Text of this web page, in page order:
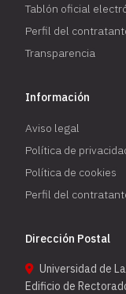
Tablón oficial
Perfil del
Transparencia
Información
Aviso legal
Política de
Política de cookies
Perfil del
Dirección Postal
Universidad de
Edificio de